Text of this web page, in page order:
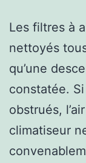
Les filtres à
nettoyés
qu’une
constatée.
obstrués,
climatiseur